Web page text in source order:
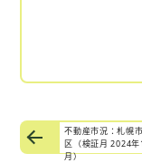
不動産市況：札幌
区（検証月 2024年
月）